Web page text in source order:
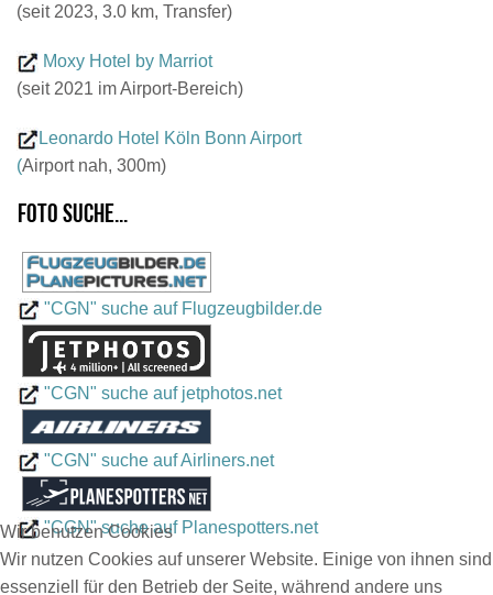
(seit 2023, 3.0 km, Transfer)
Moxy Hotel by Marriot
(seit 2021 im Airport-Bereich)
Leonardo Hotel Köln Bonn Airport
(Airport nah, 300m)
Foto suche...
"CGN" suche auf Flugzeugbilder.de
"CGN" suche auf jetphotos.net
"CGN" suche auf Airliners.net
"CGN" suche auf Planespotters.net
Wir benutzen Cookies
Wir nutzen Cookies auf unserer Website. Einige von ihnen sind
essenziell für den Betrieb der Seite, während andere uns